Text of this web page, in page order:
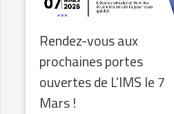
Rendez-vous aux
prochaines portes
ouvertes de L’IMS le 7
Mars !